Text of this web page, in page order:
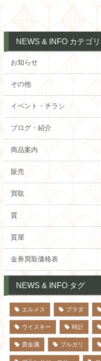
NEWS & INFO カテゴ
お知らせ
その他
イベント・チラシ
ブログ・紹介
商品案内
販売
買取
質
質屋
金券買取価格表
NEWS & INFO タグ
エルメス プラダ
ウイスキー 時計
貴金属 ブルガリ